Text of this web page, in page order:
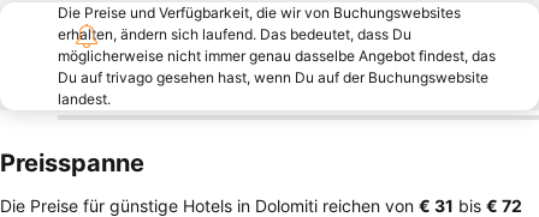
Die Preise und Verfügbarkeit, die wir von Buchungswebsites
erhalten, ändern sich laufend. Das bedeutet, dass Du
möglicherweise nicht immer genau dasselbe Angebot findest, das
Du auf trivago gesehen hast, wenn Du auf der Buchungswebsite
landest.
Preisspanne
Die Preise für günstige Hotels in Dolomiti reichen von ‎€ 31 bis ‎€ 72